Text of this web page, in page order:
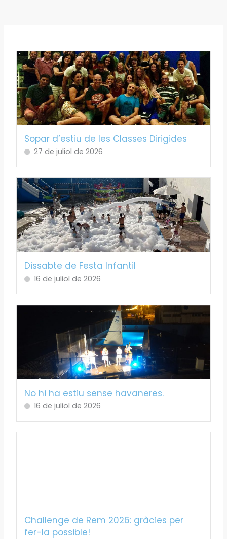
Sopar d’estiu de les Classes Dirigides
27 de juliol de 2026
Dissabte de Festa Infantil
16 de juliol de 2026
No hi ha estiu sense havaneres.
16 de juliol de 2026
Challenge de Rem 2026: gràcies per
fer-la possible!